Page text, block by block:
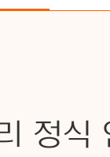
정식